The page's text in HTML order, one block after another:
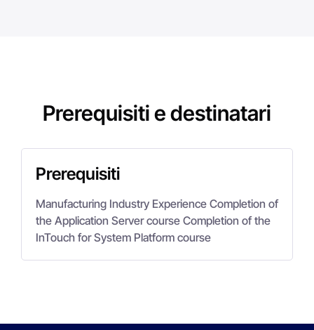
Prerequisiti e destinatari
Prerequisiti
Manufacturing Industry Experience Completion of
the Application Server course Completion of the
InTouch for System Platform course